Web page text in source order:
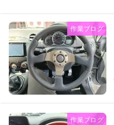
作業ブログ
作業ブログ